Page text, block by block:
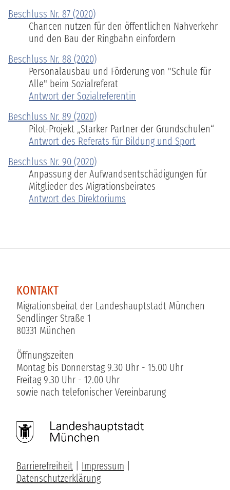
Beschluss Nr. 87 (2020)
Chancen nutzen für den öffentlichen Nahverkehr
und den Bau der Ringbahn einfordern
Beschluss Nr. 88 (2020)
Personalausbau und Förderung von "Schule für
Alle" beim Sozialreferat
Antwort der Sozialreferentin
Beschluss Nr. 89 (2020)
Pilot-Projekt „Starker Partner der Grundschulen“
Antwort des Referats für Bildung und Sport
Beschluss Nr. 90 (2020)
Anpassung der Aufwandsentschädigungen für
Mitglieder des Migrationsbeirates
Antwort des Direktoriums
KONTAKT
Migrationsbeirat der Landeshauptstadt München
Sendlinger Straße 1
80331 München
Öffnungszeiten
Montag bis Donnerstag 9.30 Uhr - 15.00 Uhr
Freitag 9.30 Uhr - 12.00 Uhr
sowie nach telefonischer Vereinbarung
Barrierefreiheit Impressum
Datenschutzerklärung